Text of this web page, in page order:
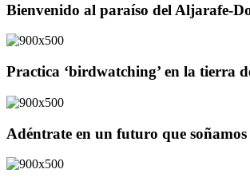
Bienvenido al paraíso del Aljarafe-
Practica ‘birdwatching’ en la tierra
Adéntrate en un futuro que soñamos